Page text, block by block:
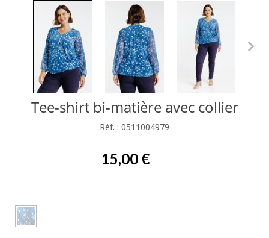
Tee-shirt bi-matière avec collier
Réf. : 0511004979
15,00 €